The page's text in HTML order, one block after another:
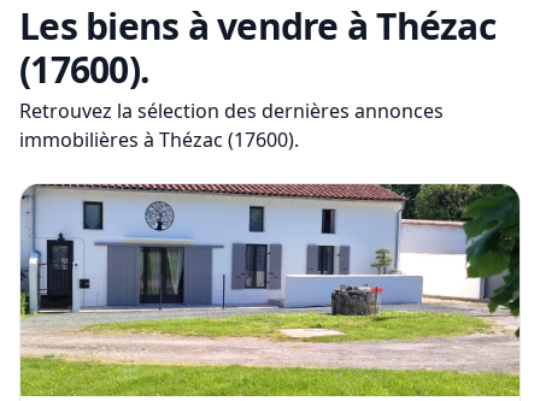
Les biens à vendre à Thézac
(17600).
Retrouvez la sélection des dernières annonces
immobilières à Thézac (17600).